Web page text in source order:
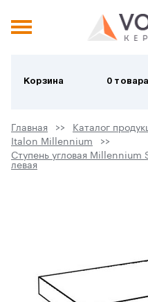
Корзина 0 товара
Главная Каталог
Italon Millennium
Ступень угловая
левая